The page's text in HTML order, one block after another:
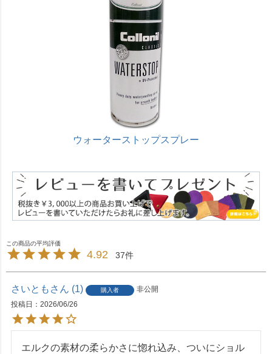
ウォーターストップスプレー
4.92 37
さいとも 1 購入者
非公開
投稿日
2026/06/26
エルクの素材の柔らかさに惚れ込み、ついにショル